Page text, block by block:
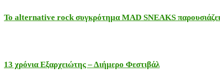
Το alternative rock συγκρότημα MAD SNEAKS
13 χρόνια Εξαρχειώτης – Διήμερο Φεστιβάλ